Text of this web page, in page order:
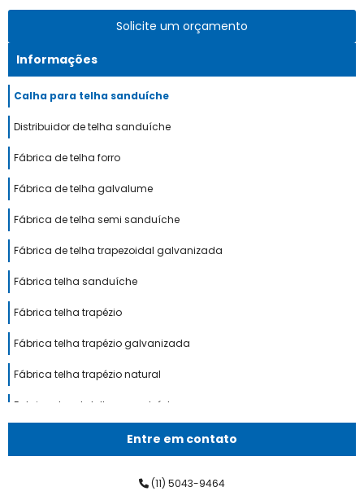
Solicite um orçamento
Informações
Calha para telha sanduíche
Distribuidor de telha sanduíche
Fábrica de telha forro
Fábrica de telha galvalume
Fábrica de telha semi sanduíche
Fábrica de telha trapezoidal galvanizada
Fábrica telha sanduíche
Fábrica telha trapézio
Fábrica telha trapézio galvanizada
Fábrica telha trapézio natural
Fabricantes de telhas sanduíche
Fornecedor de telha sanduícheEntre em contato
(11) 5043-9464